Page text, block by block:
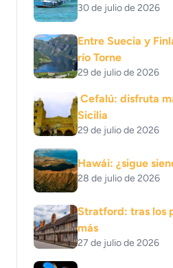
30 de julio de 2026
Entre Suecia y
río Torne
29 de julio de 2026
Cefalú: disfruta
Sicilia
29 de julio de 2026
Hawái: ¿sigue
28 de julio de 2026
Stratford: tras los
más
27 de julio de 2026